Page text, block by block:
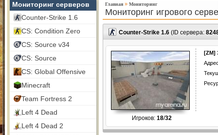
Мониторинг серверов
Counter-Strike 1.6
CS: Condition Zero
CS: Source v34
CS: Source
CS: Global Offensive
Minecraft
Team Fortress 2
Left 4 Dead
Left 4 Dead 2
Главная » Мониторинг
Мониторинг игрового
Counter-Strike 1.6 (ID сервера:
Игроков: 18/32
[ZM]